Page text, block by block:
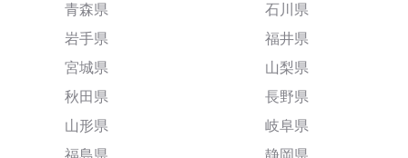
青森県
岩手県
宮城県
秋田県
山形県
福島県
石川県
福井県
山梨県
長野県
岐阜県
静岡県